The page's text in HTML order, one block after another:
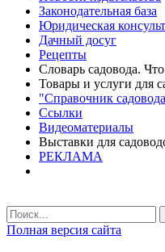
Законодательная база
Юридическая
Дачный досуг
Рецепты
Словарь садовода.
Товары и услуги для
"Справочник
Ссылки
Видеоматериалы
Выставки для
РЕКЛАМА
Полная версия сайта